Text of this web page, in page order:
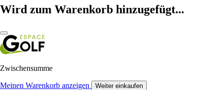
Wird zum Warenkorb hinzugefügt...
Zwischensumme
Meinen Warenkorb anzeigen Weiter einkaufen